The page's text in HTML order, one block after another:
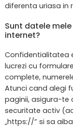
diferenta uriasa in
Sunt datele
internet?
Confidentialitatea
lucrezi cu
complete,
Atunci cand alegi
paginii, asigura-te
securitate activ
„https://” si sa